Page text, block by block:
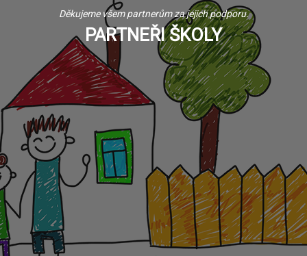
Děkujeme všem partnerům za jejich podporu.
PARTNEŘI ŠKOLY